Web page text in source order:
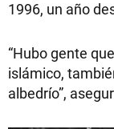
1996, un año
“Hubo gente
islámico,
albedrío”,